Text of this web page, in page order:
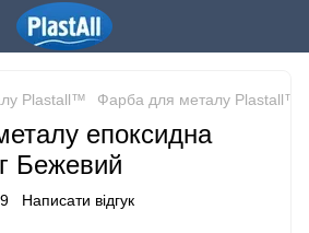
Plastall™ Фарба для металу Plastall™
епоксидна
Бежевий
Написати відгук